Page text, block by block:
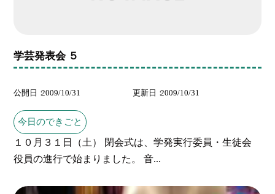
学芸発表会 ５
公開日 2009/10/31 更新日 2009/10/31
今日のできごと
１０月３１日（土） 閉会式は、学発実行委員・生徒会
役員の進行で始まりました。 音...